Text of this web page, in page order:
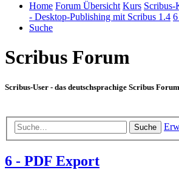
Home Forum Übersicht Kurs Scribus-
- Desktop-Publishing mit Scribus 1.4
Suche
Scribus Forum
Scribus-User - das deutschsprachige Scribus Forum
Suche
6 - PDF Export